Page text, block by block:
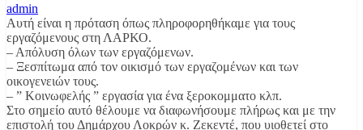
admin
Αυτή είναι η πρόταση όπως πληροφορηθήκαμε για τους
εργαζόμενους στη ΛΑΡΚΟ.
– Απόλυση όλων των εργαζόμενων.
– Ξεσπίτωμα από τον οικισμό των εργαζομένων και των
οικογενειών τους.
– ” Κοινωφελής ” εργασία για ένα ξεροκομματο κλπ.
Στο σημείο αυτό θέλουμε να διαφωνήσουμε πλήρως και με την
επιστολή του Δημάρχου Λοκρών κ. Ζεκεντέ, που υιοθετεί στο